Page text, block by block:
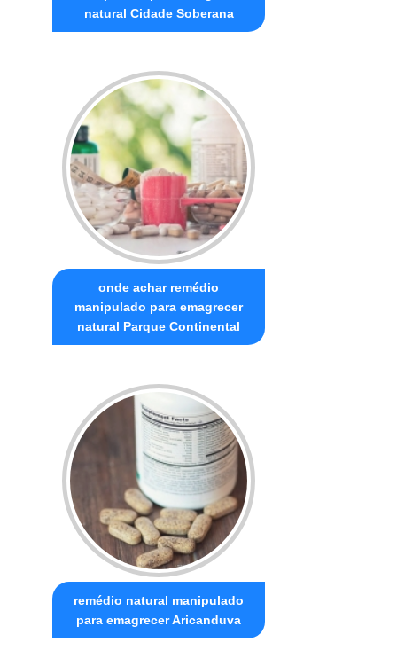
natural Cidade Soberana
onde achar remédio
manipulado para emagrecer
natural Parque Continental
remédio natural manipulado
para emagrecer Aricanduva